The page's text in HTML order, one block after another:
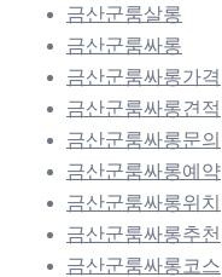
금산군룸살롱
금산군룸싸롱
금산군룸싸롱가격
금산군룸싸롱견적
금산군룸싸롱문의
금산군룸싸롱예약
금산군룸싸롱위치
금산군룸싸롱추천
금산군룸싸롱코스